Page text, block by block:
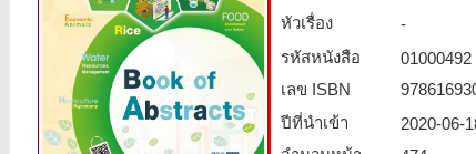
หัวเรื่อง
-
รหัสหนังสือ­
01000492
เลข ISBN
ปีที่นำเข้า
2020-06-